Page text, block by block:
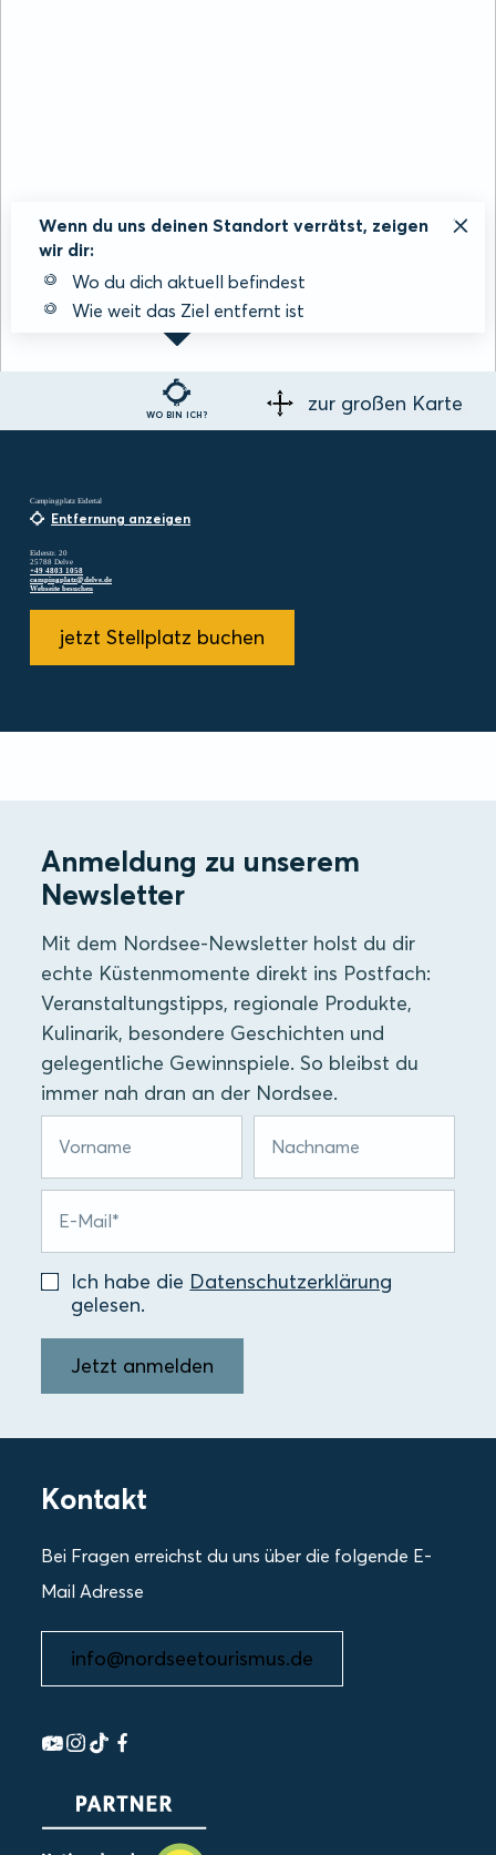
WO BIN ICH?
Wenn du uns deinen Standort verrätst, zeigen
wir dir:
Wo du dich aktuell befindest
Wie weit das Ziel entfernt ist
zur großen Karte
Campingplatz Eidertal
Entfernung anzeigen
Eiderstr. 20
25788 Delve
+49 4803 1058
campingplatz@delve.de
Webseite besuchen
jetzt Stellplatz buchen
Anmeldung zu unserem
Newsletter
Mit dem Nordsee-Newsletter holst du dir
echte Küstenmomente direkt ins Postfach:
Veranstaltungstipps, regionale Produkte,
Kulinarik, besondere Geschichten und
gelegentliche Gewinnspiele. So bleibst du
immer nah dran an der Nordsee.
Ich habe die Datenschutzerklärung
gelesen.
Jetzt anmelden
Kontakt
Bei Fragen erreichst du uns über die folgende E-
Mail Adresse
info@nordseetourismus.de